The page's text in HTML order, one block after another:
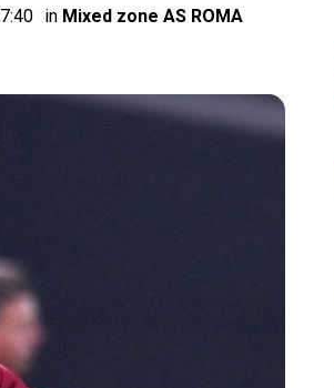
in Mixed zone AS ROMA